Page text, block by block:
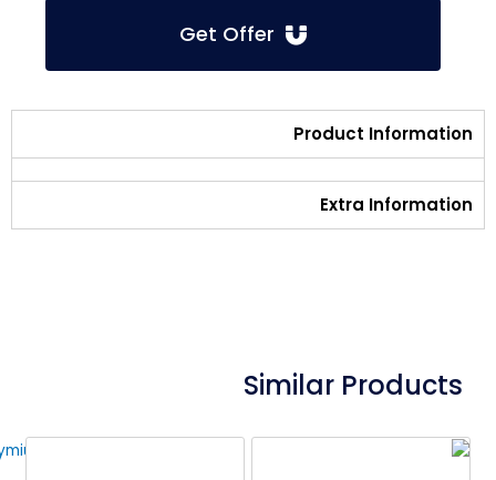
Product Information
Extra Information
Similar Products